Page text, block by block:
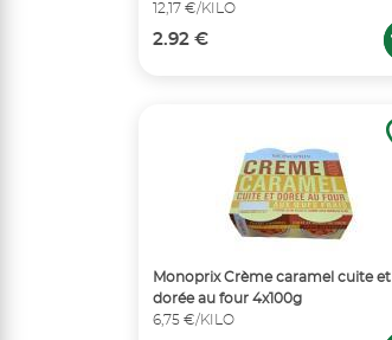
12,17 €/KILO
2.92 €
Monoprix Crème caramel cuite et
dorée au four 4x100g
6,75 €/KILO